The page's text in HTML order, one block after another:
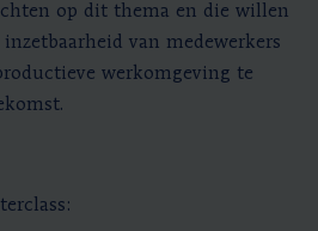
op dit thema en die willen
van medewerkers
werkomgeving te